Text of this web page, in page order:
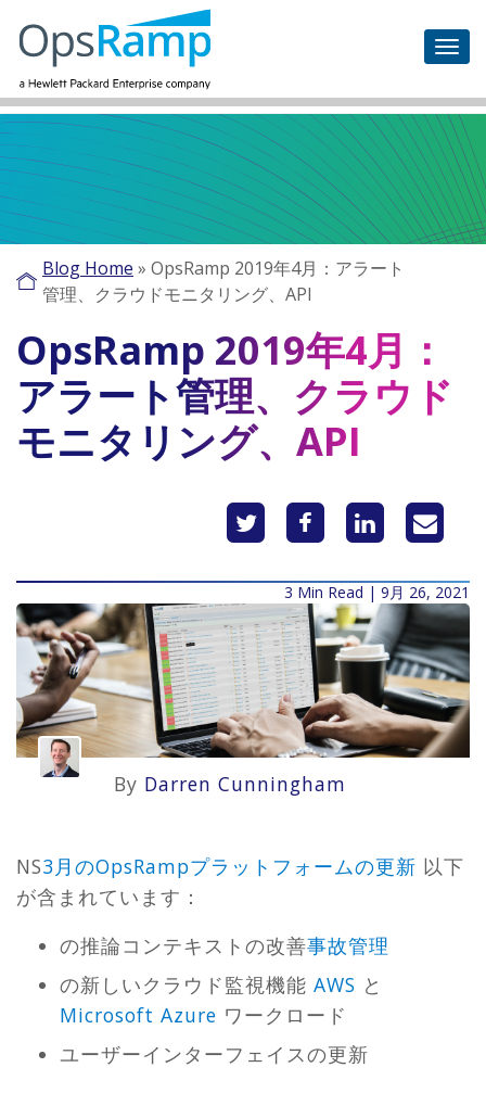
Blog Home » OpsRamp 2019年4月：アラート
管理、クラウドモニタリング、API
OpsRamp 2019年4月：
アラート管理、クラウド
モニタリング、API
3 Min Read | 9月 26, 2021
By Darren Cunningham
NS3月のOpsRampプラットフォームの更新 以下
が含まれています：
の推論コンテキストの改善事故管理
の新しいクラウド監視機能 AWS と
Microsoft Azure ワークロード
ユーザーインターフェイスの更新